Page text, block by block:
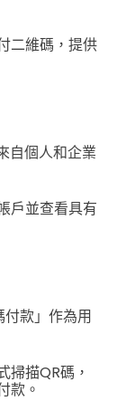
二維碼，提供
自個人和企業
戶並查看具有
款」作為用
掃描QR碼，
款。